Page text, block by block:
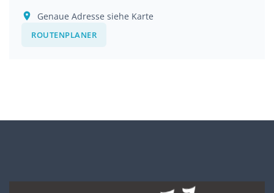
Genaue Adresse siehe Karte
ROUTENPLANER